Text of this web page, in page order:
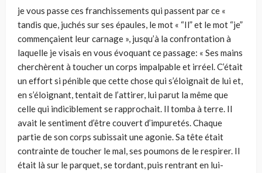
je vous passe ces franchissements qui passent par ce «
tandis que, juchés sur ses épaules, le mot « “Il” et le mot “je”
commençaient leur carnage », jusqu’à la confrontation à
laquelle je visais en vous évoquant ce passage: « Ses mains
cherchèrent à toucher un corps impalpable et irréel. C’était
un effort si pénible que cette chose qui s’éloignait de lui et,
en s’éloignant, tentait de l’attirer, lui parut la même que
celle qui indiciblement se rapprochait. Il tomba à terre. Il
avait le sentiment d’être couvert d’impuretés. Chaque
partie de son corps subissait une agonie. Sa tête était
contrainte de toucher le mal, ses poumons de le respirer. Il
était là sur le parquet, se tordant, puis rentrant en lui-